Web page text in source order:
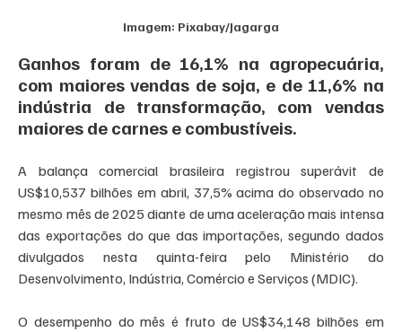
Imagem: Pixabay/Jagarga
Ganhos foram de 16,1% na agropecuária,
com maiores vendas de soja, e de 11,6% na
indústria de transformação, com vendas
maiores de carnes e combustíveis.
A balança comercial brasileira registrou superávit de
US$10,537 bilhões em abril, 37,5% acima do observado no
mesmo mês de 2025 diante de uma aceleração mais intensa
das exportações do que das importações, segundo dados
divulgados nesta quinta-feira pelo Ministério do
Desenvolvimento, Indústria, Comércio e Serviços (MDIC).
O desempenho do mês é fruto de US$34,148 bilhões em